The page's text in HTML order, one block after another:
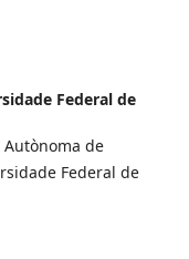
Federal de
de
Federal de